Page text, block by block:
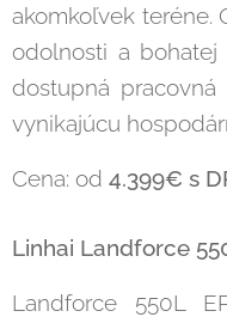
akomkoľvek teréne.
odolnosti a
dostupná
vynikajúcu
Cena: od 4.399€ s
Linhai Landforce
Landforce 550L